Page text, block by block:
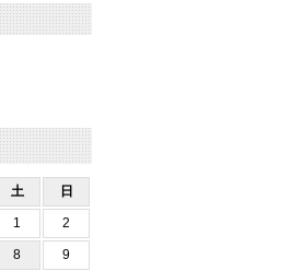
土 日
1 2
8 9